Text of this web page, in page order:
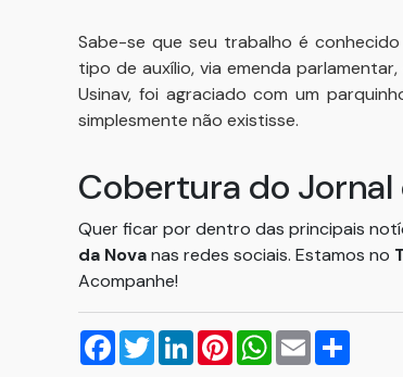
Sabe-se que seu trabalho é
tipo de auxílio, via emenda
Usinav, foi agraciado com um
simplesmente não existisse.
Cobertura do Jornal
Quer ficar por dentro das principais
da Novanas redes sociais. Estamos no
Acompanhe!
Facebook
TwitterLinkedInPinterestWhatsApp
Email